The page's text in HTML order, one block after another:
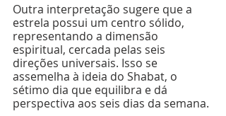
Outra interpretação sugere que a
estrela possui um centro sólido,
representando a dimensão
espiritual, cercada pelas seis
direções universais. Isso se
assemelha à ideia do Shabat, o
sétimo dia que equilibra e dá
perspectiva aos seis dias da semana.